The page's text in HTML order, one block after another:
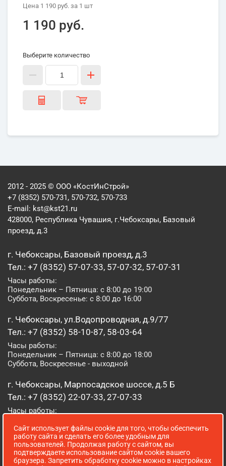
Цена 1 190 руб. за 1 шт
1 190 руб.
Выберите количество
2012 - 2025 © ООО «КостИнСтрой»
+7 (8352) 570-731, 570-732, 570-733
E-mail: kst@kst21.ru
428000, Республика Чувашия, г.Чебоксары, Базовый
проезд, д.3
г. Чебоксары, Базовый проезд, д.3
Тел.: +7 (8352) 57-07-33, 57-07-32, 57-07-31
Часы работы:
Понедельник – Пятница: с 8:00 до 19:00
Суббота, Воскресенье: с 8:00 до 16:00
г. Чебоксары, ул.Водопроводная, д.9/77
Тел.: +7 (8352) 58-10-87, 58-03-64
Часы работы:
Понедельник – Пятница: с 8:00 до 18:00
Суббота, Воскресенье - выходной
г. Чебоксары, Марпосадское шоссе, д.5 Б
Тел.: +7 (8352) 22-07-33, 27-07-33
Часы работы:
Суббота, Воскресенье: с 8:00 до 16:00
г. Йошкар-Ола, ул. Луначарского, д. 52 А
Тел.: (8362) 41-07-31
Сайт использует файлы cookie для того, чтобы обеспечить
работу сайта и сделать его более удобным для
пользователей. Продолжая работу с сайтом, вы
подтверждаете использование сайтом cookie вашего
браузера. Запретить обработку cookie можно в настройках